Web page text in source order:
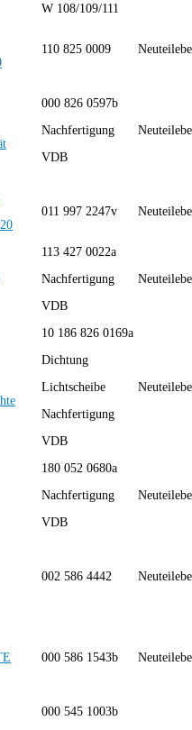
W 108/109/111
110 825 0009
000 826 0597b
Nachfertigung
VDB
011 997 2247v
113 427 0022a
Nachfertigung
VDB
10 186 826 0169a
Dichtung
Lichtscheibe
Nachfertigung
VDB
180 052 0680a
Nachfertigung
VDB
002 586 4442
000 586 1543b
000 545 1003b